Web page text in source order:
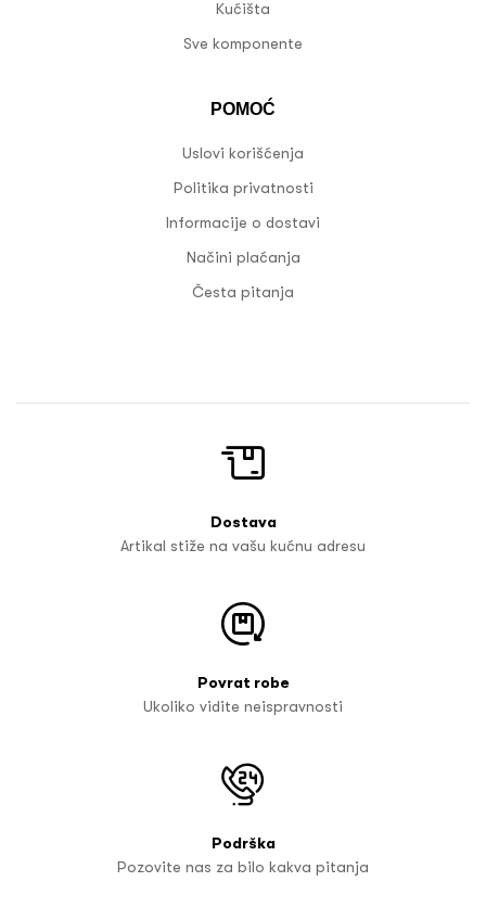
Kućišta
Sve komponente
POMOĆ
Uslovi korišćenja
Politika privatnosti
Informacije o dostavi
Načini plaćanja
Česta pitanja
Dostava
Artikal stiže na vašu kućnu adresu
Povrat robe
Ukoliko vidite neispravnosti
Podrška
Pozovite nas za bilo kakva pitanja